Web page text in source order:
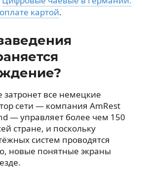
картой.
все немецкие
сети — компания AmRest
— управляет более чем 150
стране, и поскольку
систем проводятся
новые понятные экраны